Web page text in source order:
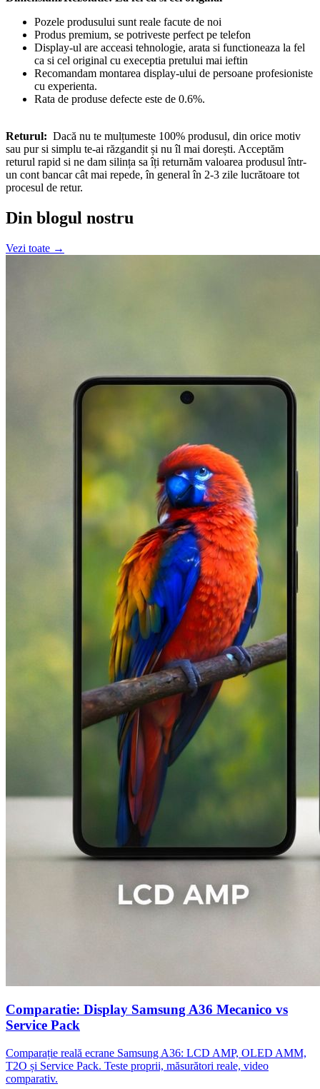
Pozele produsului sunt reale facute de noi
Produs premium, se potriveste perfect pe telefon
Display-ul are acceasi tehnologie, arata si functioneaza la fel
ca si cel original cu execeptia pretului mai ieftin
Recomandam montarea display-ului de persoane profesioniste
cu experienta.
Rata de produse defecte este de 0.6%.
Returul: Dacă nu te mulțumeste 100% produsul, din orice motiv
sau pur si simplu te-ai răzgandit și nu îl mai dorești. Acceptăm
returul rapid si ne dam silința sa îți returnăm valoarea produsul într-
un cont bancar cât mai repede, în general în 2-3 zile lucrătoare tot
procesul de retur.
Din blogul nostru
Vezi toate →
Comparatie: Display Samsung A36 Mecanico vs
Service Pack
Comparație reală ecrane Samsung A36: LCD AMP, OLED AMM,
T2O și Service Pack. Teste proprii, măsurători reale, video
comparativ.